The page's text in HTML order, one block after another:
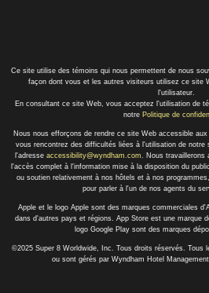
Ce site utilise des témoins qui nous permettent de nous
façon dont vous et les autres visiteurs utilisez ce site
l'utilisateur.
En consultant ce site Web, vous acceptez l'utilisation de
notre Politique de
Nous nous efforçons de rendre ce site Web accessible
vous rencontrez des difficultés liées à l'utilisation de notre
l'adresse accessibility@wyndham.com . Nous
l'accès complet à l'information mise à la disposition du
ou soutien relativement à nos hôtels et à nos
pour parler à l'un de nos agents du
Apple et le logo Apple sont des marques commerciales
dans d'autres pays et régions. App Store est une marque
logo Google Play sont des marques
©2025 Super 8 Worldwide, Inc. Tous droits réservés. Tous
ou sont gérés par Wyndham Hotel